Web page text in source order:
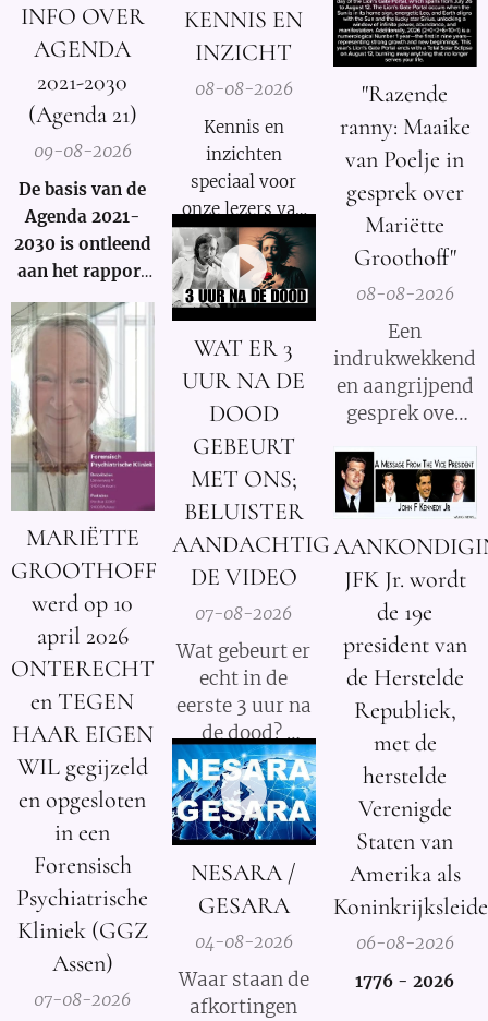
INFO OVER
AGENDA
2021-2030
(Agenda 21)
09-08-2026
De basis van de
Agenda 2021-
2030 is ontleend
aan het rapport
van declub van
Romeuit 1972.
KENNIS EN
INZICHT
08-08-2026
Kennis en
inzichten
speciaal voor
onze lezers van
De Nieuwe Media
en reizigers die
geïnteresseerd
zijn in alternatief
nieuws, dossiers,
bewustwording,
onafhankelijke
berichtgeving.
"Razende
ranny: Maaike
van Poelje in
gesprek over
Mariëtte
Groothoff"
08-08-2026
Een
indrukwekkend
en aangrijpend
gesprek over
Mariëtte
Groothoff.
MARIËTTE
GROOTHOFF
werd op 10
april 2026
ONTERECHT
en TEGEN
HAAR EIGEN
WIL gegijzeld
en opgesloten
in een
Forensisch
Psychiatrische
Kliniek (GGZ
Assen)
07-08-2026
WAT ER 3
UUR NA DE
DOOD
GEBEURT
MET ONS;
BELUISTER
AANDACHTIG
DE VIDEO
07-08-2026
Wat gebeurt er
echt in de
eerste 3 uur na
de dood?
Elisabeth
Kübler-Ross
legt uit.
JFK Jr. wordt
de 19e
president van
de Herstelde
Republiek,
met de
herstelde
Verenigde
Staten van
Amerika als
06-08-2026
1776 - 2026
NESARA /
GESARA
04-08-2026
Waar staan de
afkortingen